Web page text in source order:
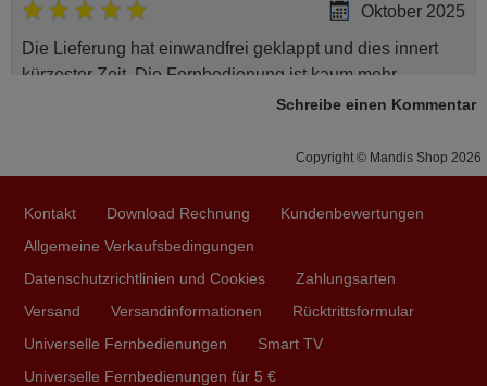
Oktober 2025
Die Lieferung hat einwandfrei geklappt und dies innert
kürzester Zeit. Die Fernbedienung ist kaum mehr
erhältlich, doch Mandis Shop konnte mir ein
Philipp,
Alles bestens, sehr gerne wieder, Danke.
Stefan,
Schreibe einen Kommentar
Copyright © Mandis Shop 2026
Kontakt Download Rechnung
Kundenbewertungen
Allgemeine Verkaufsbedingungen
Datenschutzrichtlinien und Cookies
Zahlungsarten
Versand
Versandinformationen
Rücktrittsformular
Universelle Fernbedienungen
Smart TV
Universelle Fernbedienungen für 5 €